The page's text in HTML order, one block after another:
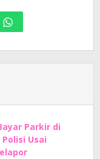
Parkir di
Usai